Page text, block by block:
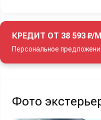
КРЕДИТ ОТ 38 593 ₽/
Персональное
Фото